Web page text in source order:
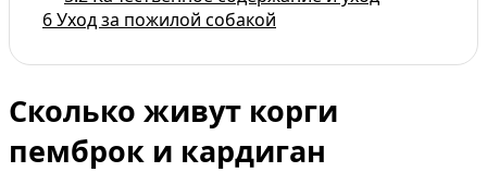
6Уход за пожилой собакой
Сколько живут корги
пемброк и кардиган